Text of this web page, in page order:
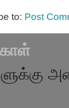
to: Post